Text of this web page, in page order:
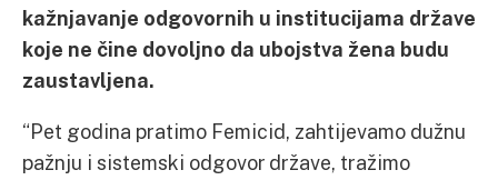
kažnjavanje odgovornih u institucijama države
koje ne čine dovoljno da ubojstva žena budu
zaustavljena.
“Pet godina pratimo Femicid, zahtijevamo dužnu
pažnju i sistemski odgovor države, tražimo